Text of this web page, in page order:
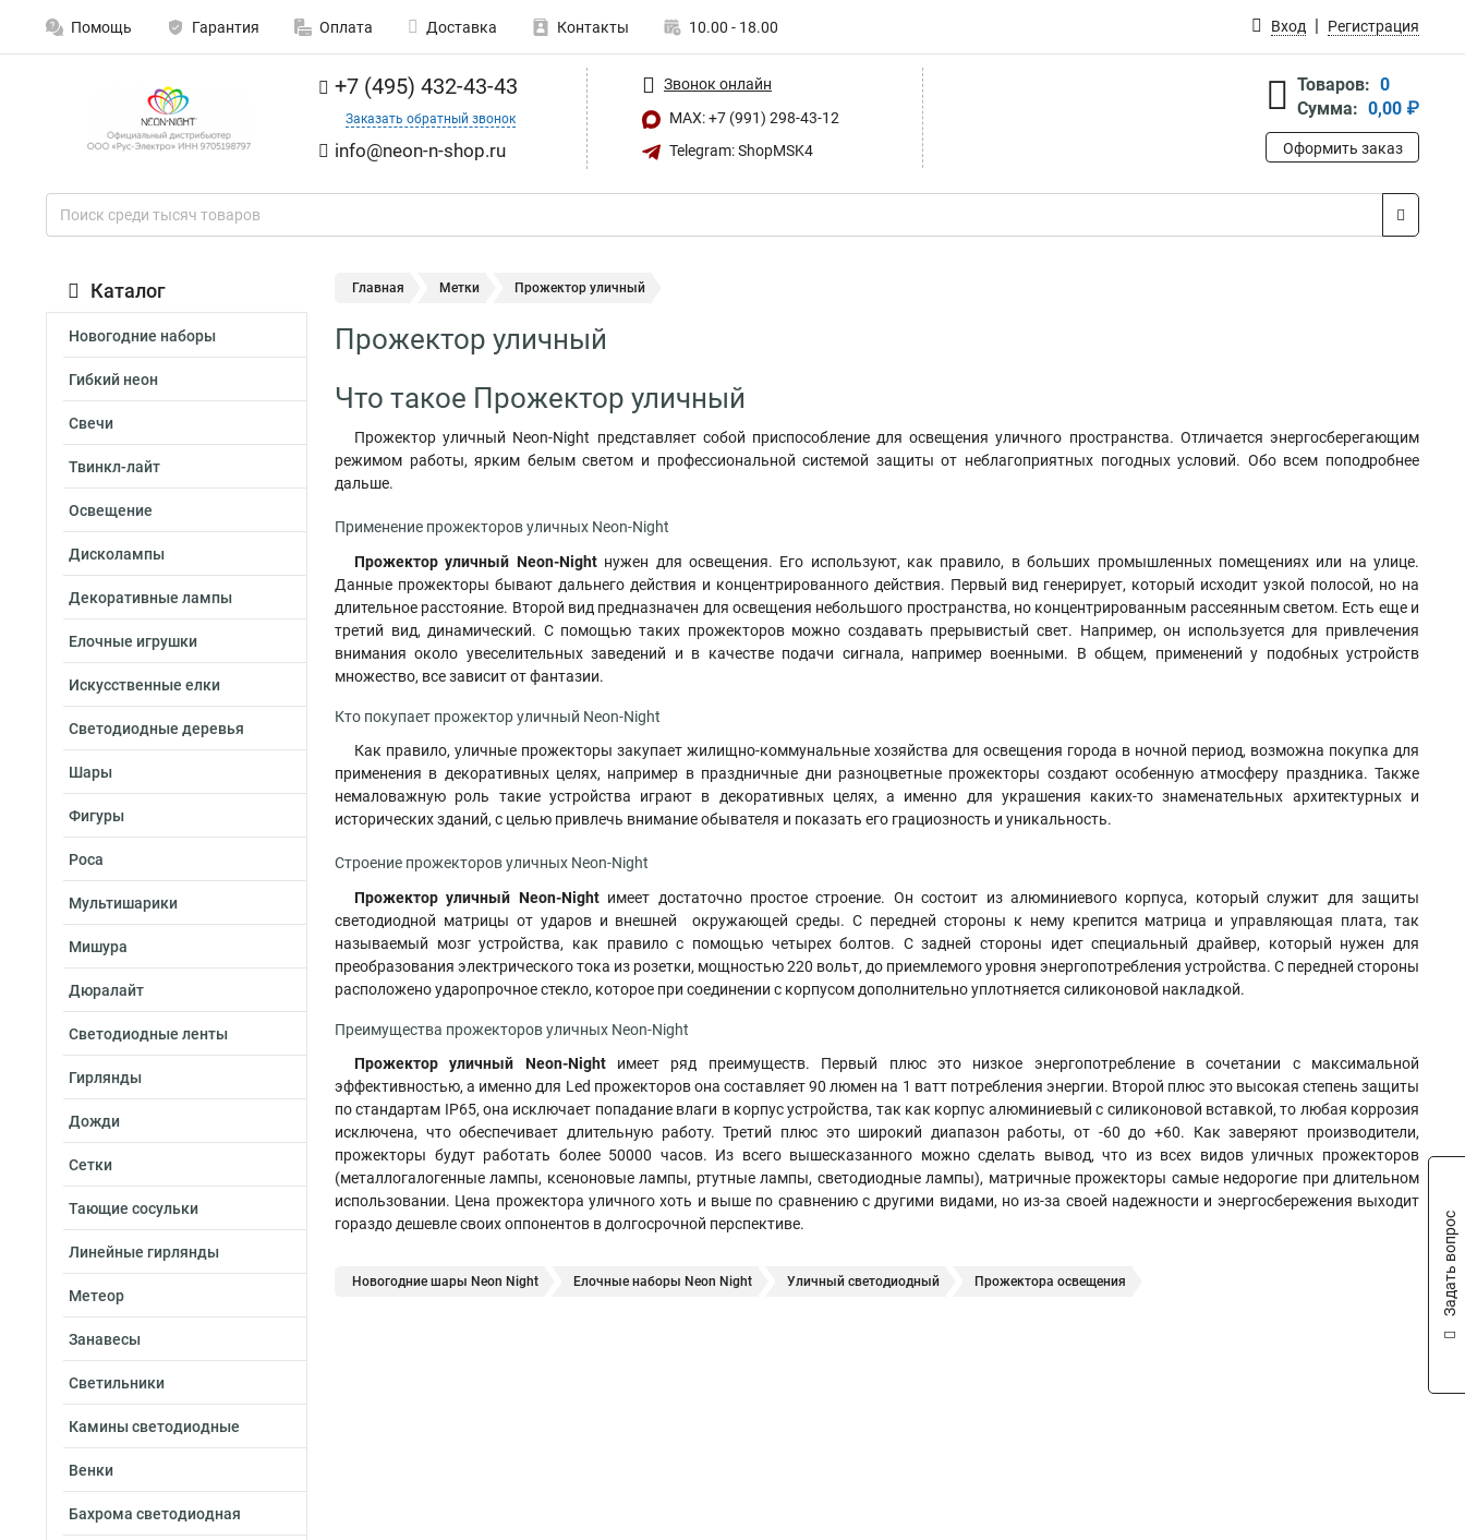
Помощь Гарантия Оплата Доставка Контакты 10.00 - 18.00 Вход Регистрация
+7 (495) 432-43-43
Заказать обратный звонок
info@neon-n-shop.ru
Звонок онлайн
MAX: +7 (991) 298-43-12
Telegram: ShopMSK4
Товаров: 0
Сумма: 0,00 ₽
Оформить заказ
Каталог
Новогодние наборы
Гибкий неон
Свечи
Твинкл-лайт
Освещение
Дисколампы
Декоративные лампы
Елочные игрушки
Искусственные елки
Светодиодные деревья
Шары
Фигуры
Роса
Мультишарики
Мишура
Дюралайт
Светодиодные ленты
Гирлянды
Дожди
Сетки
Тающие сосульки
Линейные гирлянды
Метеор
Занавесы
Светильники
Камины светодиодные
Венки
Бахрома светодиодная
Главная Метки Прожектор уличный
Прожектор уличный
Что такое Прожектор уличный
Прожектор уличный Neon-Night представляет собой приспособление для освещения уличного пространства. Отличается энергосберегающим
режимом работы, ярким белым светом и профессиональной системой защиты от неблагоприятных погодных условий. Обо всем поподробнее
дальше.
Применение прожекторов уличных Neon-Night
Прожектор уличный Neon-Nightнужен для освещения. Его используют, как правило, в больших промышленных помещениях или на улице.
Данные прожекторы бывают дальнего действия и концентрированного действия. Первый вид генерирует, который исходит узкой полосой, но на
длительное расстояние. Второй вид предназначен для освещения небольшого пространства, но концентрированным рассеянным светом. Есть еще и
третий вид, динамический. С помощью таких прожекторов можно создавать прерывистый свет. Например, он используется для привлечения
внимания около увеселительных заведений и в качестве подачи сигнала, например военными. В общем, применений у подобных устройств
множество, все зависит от фантазии.
Кто покупает прожектор уличный Neon-Night
Как правило, уличные прожекторы закупает жилищно-коммунальные хозяйства для освещения города в ночной период, возможна покупка для
применения в декоративных целях, например в праздничные дни разноцветные прожекторы создают особенную атмосферу праздника. Также
немаловажную роль такие устройства играют в декоративных целях, а именно для украшения каких-то знаменательных архитектурных и
исторических зданий, с целью привлечь внимание обывателя и показать его грациозность и уникальность.
Строение прожекторов уличных Neon-Night
Прожектор уличный Neon-Nightимеет достаточно простое строение. Он состоит из алюминиевого корпуса, который служит для защиты
светодиодной матрицы от ударов и внешней окружающей среды. С передней стороны к нему крепится матрица и управляющая плата, так
называемый мозг устройства, как правило с помощью четырех болтов. С задней стороны идет специальный драйвер, который нужен для
преобразования электрического тока из розетки, мощностью 220 вольт, до приемлемого уровня энергопотребления устройства. С передней стороны
расположено ударопрочное стекло, которое при соединении с корпусом дополнительно уплотняется силиконовой накладкой.
Преимущества прожекторов уличных Neon-Night
Прожектор уличный Neon-Nightимеет ряд преимуществ. Первый плюс это низкое энергопотребление в сочетании с максимальной
эффективностью, а именно для Led прожекторов она составляет 90 люмен на 1 ватт потребления энергии. Второй плюс это высокая степень защиты
по стандартам IP65, она исключает попадание влаги в корпус устройства, так как корпус алюминиевый с силиконовой вставкой, то любая коррозия
исключена, что обеспечивает длительную работу. Третий плюс это широкий диапазон работы, от -60 до +60. Как заверяют производители,
прожекторы будут работать более 50000 часов. Из всего вышесказанного можно сделать вывод, что из всех видов уличных прожекторов
(металлогалогенные лампы, ксеноновые лампы, ртутные лампы, светодиодные лампы), матричные прожекторы самые недорогие при длительном
использовании. Цена прожектора уличного хоть и выше по сравнению с другими видами, но из-за своей надежности и энергосбережения выходит
гораздо дешевле своих оппонентов в долгосрочной перспективе.
Новогодние шары Neon Night Елочные наборы Neon Night Уличный светодиодный Прожектора освещения Задать вопрос